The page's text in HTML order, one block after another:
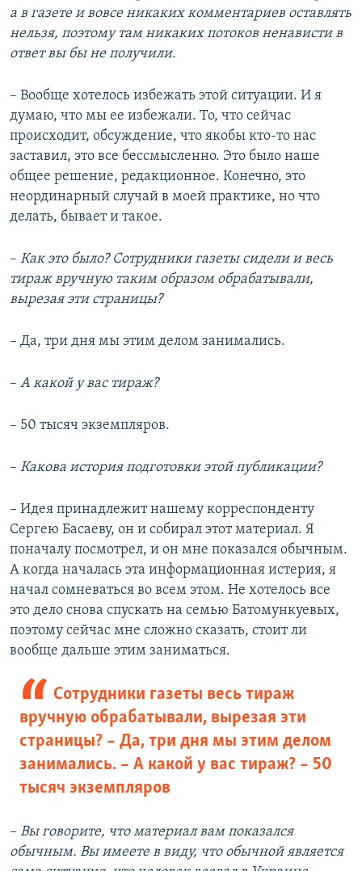
а в газете и вовсе никаких комментариев оставлять
нельзя, поэтому там никаких потоков ненависти в
ответ вы бы не получили.
– Вообще хотелось избежать этой ситуации. И я
думаю, что мы ее избежали. То, что сейчас
происходит, обсуждение, что якобы кто-то нас
заставил, это все бессмысленно. Это было наше
общее решение, редакционное. Конечно, это
неординарный случай в моей практике, но что
делать, бывает и такое.
–​ Как это было? Сотрудники газеты сидели и весь
тираж вручную таким образом обрабатывали,
вырезая эти страницы?
– Да, три дня мы этим делом занимались.
–​ А какой у вас тираж?
– 50 тысяч экземпляров.
–​ Какова история подготовки этой публикации?
– Идея принадлежит нашему корреспонденту
Сергею Басаеву, он и собирал этот материал. Я
поначалу посмотрел, и он мне показался обычным.
А когда началась эта информационная истерия, я
начал сомневаться во всем этом. Не хотелось все
это дело снова спускать на семью Батомункуевых,
поэтому сейчас мне сложно сказать, стоит ли
вообще дальше этим заниматься.
Сотрудники газеты весь тираж
вручную обрабатывали, вырезая эти
страницы? – Да, три дня мы этим делом
занимались. – А какой у вас тираж? – 50
тысяч экземпляров
–​ Вы говорите, что материал вам показался
обычным. Вы имеете в виду, что обычной является